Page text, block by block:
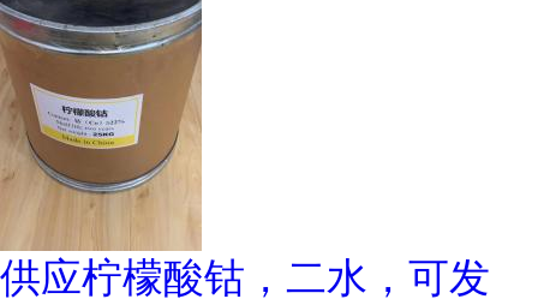
供应柠檬酸钴，二水，可发